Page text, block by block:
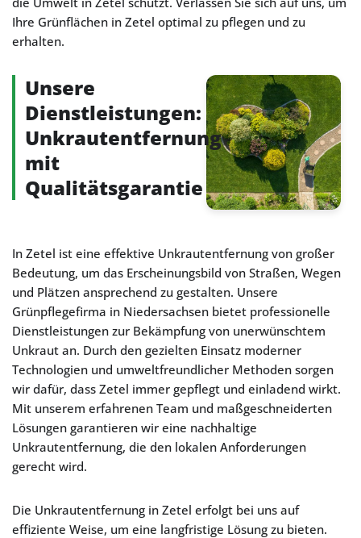
Ihre Grünflächen in Zetel optimal zu pflegen und zu
erhalten.
Unsere
Dienstleistungen:
Unkrautentfernung
mit
Qualitätsgarantie
In Zetel ist eine effektive Unkrautentfernung von großer
Bedeutung, um das Erscheinungsbild von Straßen, Wegen
und Plätzen ansprechend zu gestalten. Unsere
Grünpflegefirma in Niedersachsen bietet professionelle
Dienstleistungen zur Bekämpfung von unerwünschtem
Unkraut an. Durch den gezielten Einsatz moderner
Technologien und umweltfreundlicher Methoden sorgen
wir dafür, dass Zetel immer gepflegt und einladend wirkt.
Mit unserem erfahrenen Team und maßgeschneiderten
Lösungen garantieren wir eine nachhaltige
Unkrautentfernung, die den lokalen Anforderungen
gerecht wird.
Die Unkrautentfernung in Zetel erfolgt bei uns auf
effiziente Weise, um eine langfristige Lösung zu bieten.